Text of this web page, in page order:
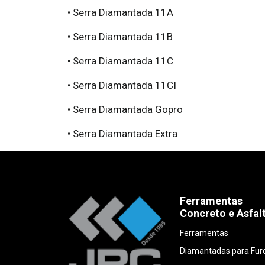
• Serra Diamantada 11A
• Serra Diamantada 11B
• Serra Diamantada 11C
• Serra Diamantada 11CI
• Serra Diamantada Gopro
• Serra Diamantada Extra
Ferramentas
Concreto e
Ferramentas
Diamantadas para